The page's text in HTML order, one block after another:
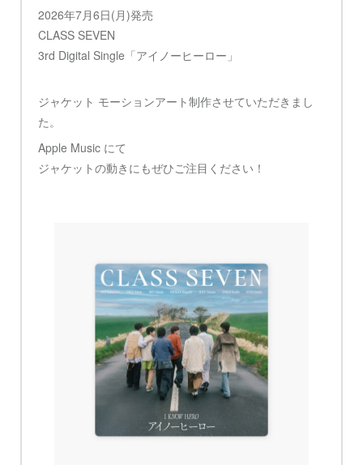
2026年7月6日(月)発売
CLASS SEVEN
3rd Digital Single「アイノーヒーロー」
ジャケット モーションアート制作させていただきまし
た。
Apple Music にて
ジャケットの動きにもぜひご注目ください！